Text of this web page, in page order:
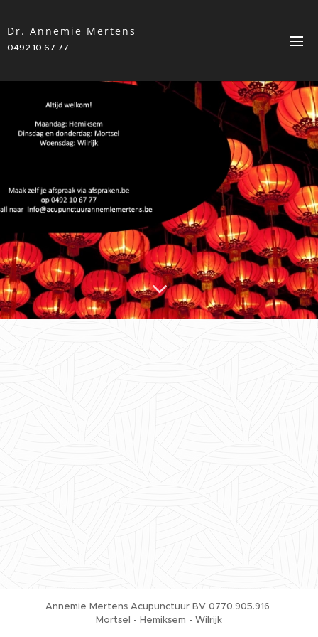
Dr. Annemie Mertens
0492 10 67 77
Annemie Mertens Acupunctuur BV 0770.905.916
Mortsel - Hemiksem - Wilrijk